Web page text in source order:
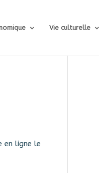
Vie culturelle
en ligne le